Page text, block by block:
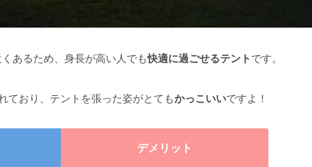
あるため、身長が高い人でも快適に過ごせるテントです。
ており、テントを張った姿がとてもかっこいいですよ！
デメリット